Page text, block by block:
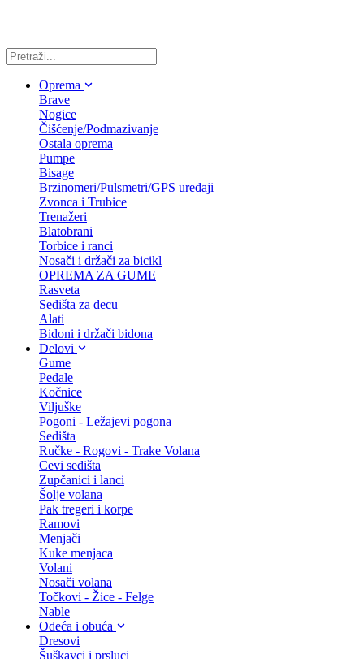
Oprema
Brave
Nogice
Čišćenje/Podmazivanje
Ostala oprema
Pumpe
Bisage
Brzinomeri/Pulsmetri/GPS uređaji
Zvonca i Trubice
Trenažeri
Blatobrani
Torbice i ranci
Nosači i držači za bicikl
OPREMA ZA GUME
Rasveta
Sedišta za decu
Alati
Bidoni i držači bidona
Delovi
Gume
Pedale
Kočnice
Viljuške
Pogoni - Ležajevi pogona
Sedišta
Ručke - Rogovi - Trake Volana
Cevi sedišta
Zupčanici i lanci
Šolje volana
Pak tregeri i korpe
Ramovi
Menjači
Kuke menjaca
Volani
Nosači volana
Točkovi - Žice - Felge
Nable
Odeća i obuća
Dresovi
Šuškavci i prsluci